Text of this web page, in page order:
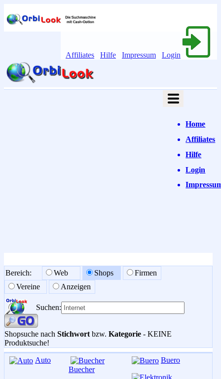
Affiliates Hilfe Impressum Login
Home
Affiliates
Hilfe
Login
Bereich: Web Shops
Firmen
Vereine
Anzeigen
Suchen:
Shopsuche nach Stichwort bzw. Kategorie - KEINE
Produktsuche!
Auto
Buecher
Buero